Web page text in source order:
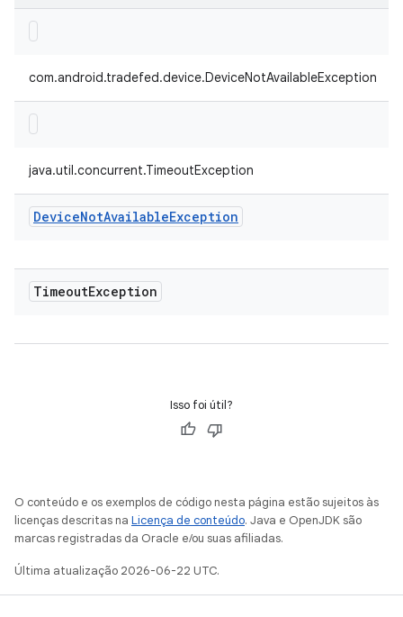
com.android.tradefed.device.DeviceNotAvailableException
java.util.concurrent.TimeoutException
DeviceNotAvailableException
TimeoutException
Isso foi útil?
O conteúdo e os exemplos de código nesta página estão sujeitos às
licenças descritas na Licença de conteúdo. Java e OpenJDK são
marcas registradas da Oracle e/ou suas afiliadas.
Última atualização 2026-06-22 UTC.